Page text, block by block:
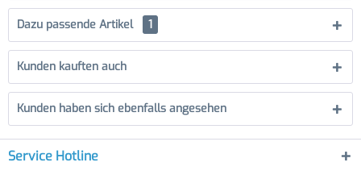
Dazu passende Artikel 1
Kunden kauften auch
Kunden haben sich ebenfalls angesehen
Service Hotline